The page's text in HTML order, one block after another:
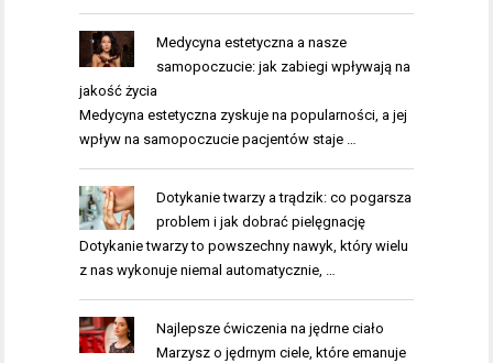
Medycyna estetyczna a nasze
samopoczucie: jak zabiegi wpływają na
jakość życia
Medycyna estetyczna zyskuje na popularności, a jej
wpływ na samopoczucie pacjentów staje …
Dotykanie twarzy a trądzik: co pogarsza
problem i jak dobrać pielęgnację
Dotykanie twarzy to powszechny nawyk, który wielu
z nas wykonuje niemal automatycznie, …
Najlepsze ćwiczenia na jędrne ciało
Marzysz o jędrnym ciele, które emanuje